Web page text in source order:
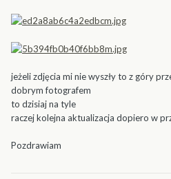
jeżeli zdjęcia mi nie wyszły to z góry
dobrym fotografem
to dzisiaj na tyle
raczej kolejna aktualizacja dopiero w
Pozdrawiam